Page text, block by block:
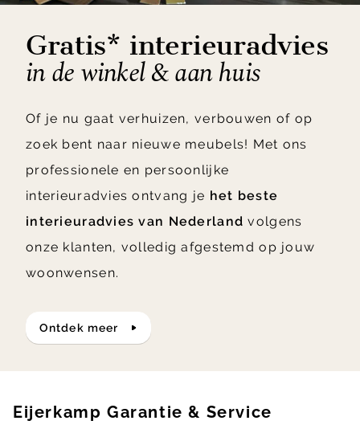
Gratis* interieuradvies
in de winkel & aan huis
Of je nu gaat verhuizen, verbouwen of op
zoek bent naar nieuwe meubels! Met ons
professionele en persoonlijke
interieuradvies ontvang je het beste
interieuradvies van Nederland volgens
onze klanten, volledig afgestemd op jouw
woonwensen.
ontdek meer
Eijerkamp Garantie & Service